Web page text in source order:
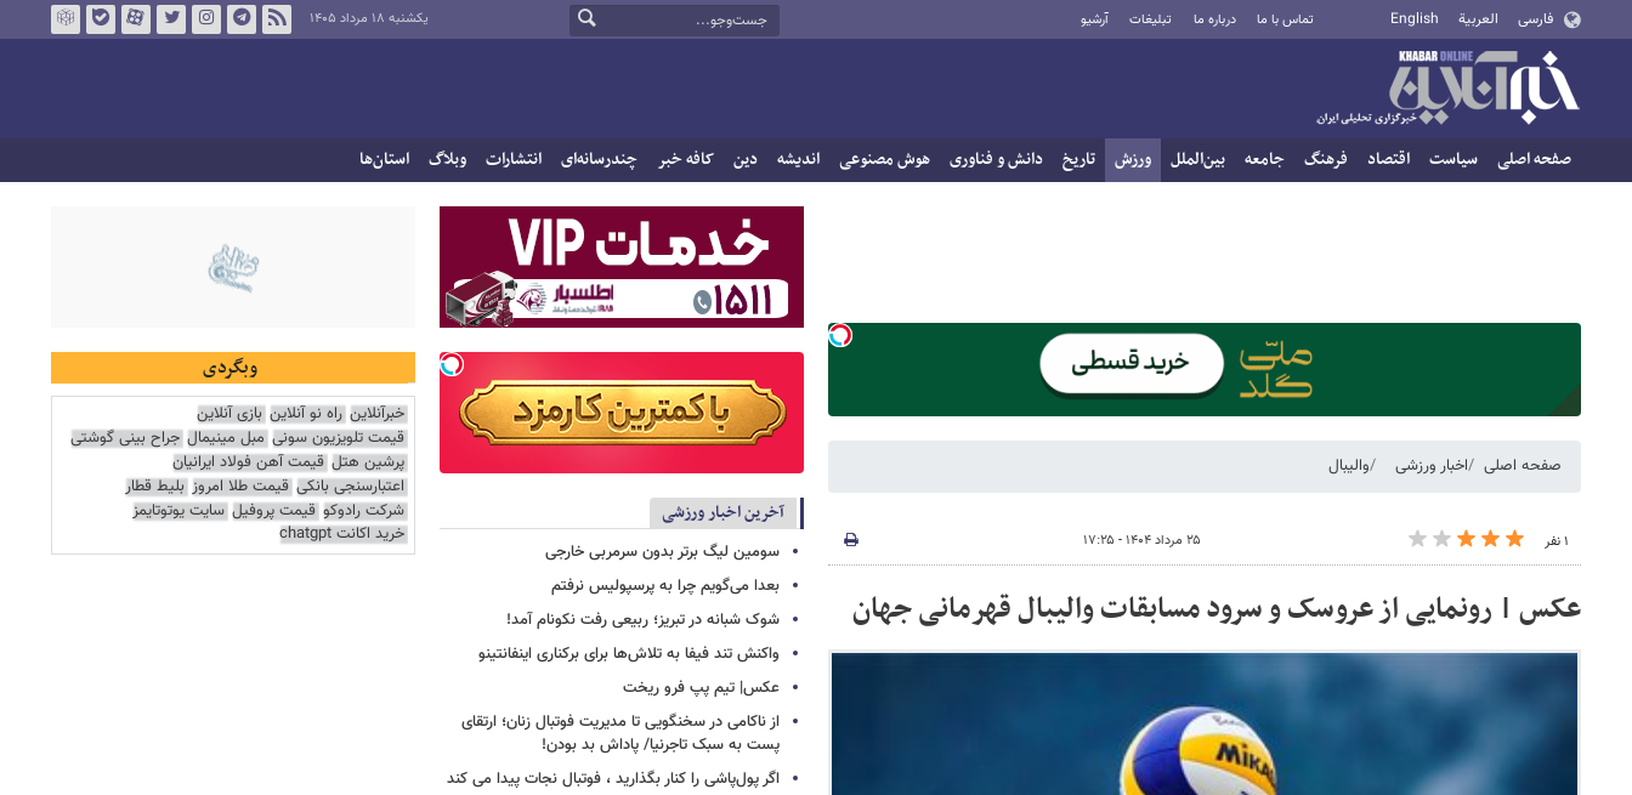
فارسی العربية English تماس با ما درباره ما تبلیغات آرشیو یکشنبه ۱۸ مرداد ۱۴۰۵
صفحه اصلی سیاست اقتصاد فرهنگ جامعه بین‌الملل ورزش تاریخ دانش و فناوری هوش مصنوعی اندیشه دین کافه خبر چندرسانه‌ای انتشارات وبلاگ استان‌ها
صفحه اصلی اخبار ورزشی والیبال
۱ نفر ۲۵ مرداد ۱۴۰۴ - ۱۷:۲۵
عکس | رونمایی از عروسک و سرود مسابقات والیبال قهرمانی جهان
آخرین اخبار ورزشی
سومین لیگ برتر بدون سرمربی خارجی
بعدا می‌گویم چرا به پرسپولیس نرفتم
شوک شبانه در تبریز؛ ربیعی رفت نکونام آمد!
واکنش تند فیفا به تلاش‌ها برای برکناری اینفانتینو
عکس| تیم پپ فرو ریخت
از ناکامی در سخنگویی تا مدیریت فوتبال زنان؛ ارتقای
پست به سبک تاجرنیا/ پاداش بد بودن!
اگر پول‌پاشی را کنار بگذارید ، فوتبال نجات پیدا می کند
وبگردی
خبرآنلاین راه نو آنلاین بازی آنلاین
قیمت تلویزیون سونی مبل مینیمال جراح بینی گوشتی
پرشین هتل قیمت آهن فولاد ایرانیان
اعتبارسنجی بانکی قیمت طلا امروز بلیط قطار
شرکت رادوکو قیمت پروفیل سایت یوتوتایمز
خرید اکانت chatgpt